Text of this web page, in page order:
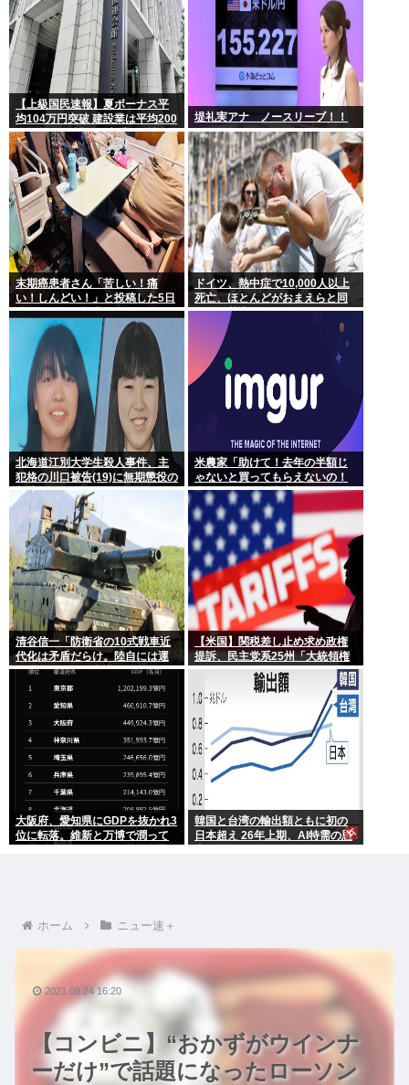
【上級国民速報】夏ボーナス平
均104万円突破 建設業は平均200
万円超 なお対象は大手163社93
万人、全就業者の1%強
堤礼実アナ ノースリーブ！！
末期癌患者さん「苦しい！痛
い！しんどい！」と投稿した5日
後に穏やかに旅立つ
ドイツ、熱中症で10,000人以上
死亡、ほとんどがおまえらと同
年代、若者は元気
北海道江別大学生殺人事件、主
犯格の川口被告(19)に無期懲役の
判決
米農家「助けて！去年の半額じ
ゃないと買ってもらえないの！
作れば作るほど赤字で死にそ
う！」
清谷信一「防衛省の10式戦車近
代化は矛盾だらけ。陸自には運
用理念もコスト意識もない」
【米国】関税差し止め求め政権
提訴、民主党系25州「大統領権
限逸脱」
大阪府、愛知県にGDPを抜かれ3
位に転落。維新と万博で潤って
韓国と台湾の輸出額ともに初の
日本超え 26年上期、AI特需の恩
ホーム ニュー速＋
【コンビニ】“おかずがウインナ
ーだけ”で話題になったローソン
2021.08.24 16:20